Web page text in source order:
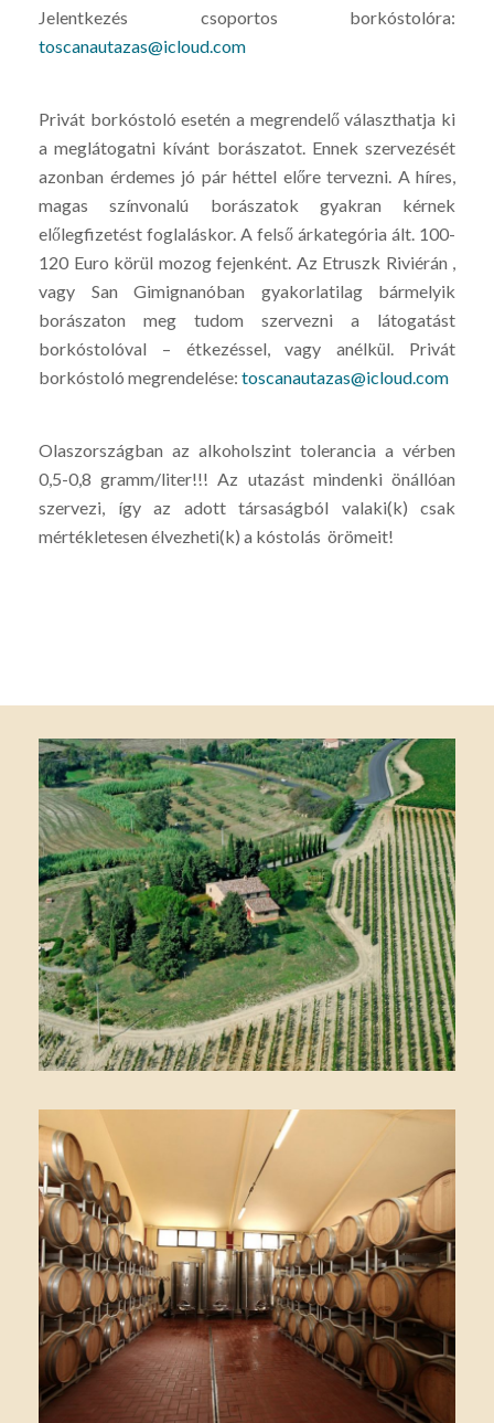
Jelentkezés csoportos borkóstolóra:
toscanautazas@icloud.com
Privát borkóstoló esetén a megrendelő választhatja ki
a meglátogatni kívánt borászatot. Ennek szervezését
azonban érdemes jó pár héttel előre tervezni. A híres,
magas színvonalú borászatok gyakran kérnek
előlegfizetést foglaláskor. A felső árkategória ált. 100-
120 Euro körül mozog fejenként. Az Etruszk Riviérán ,
vagy San Gimignanóban gyakorlatilag bármelyik
borászaton meg tudom szervezni a látogatást
borkóstolóval – étkezéssel, vagy anélkül. Privát
borkóstoló megrendelése: toscanautazas@icloud.com
Olaszországban az alkoholszint tolerancia a vérben
0,5-0,8 gramm/liter!!! Az utazást mindenki önállóan
szervezi, így az adott társaságból valaki(k) csak
mértékletesen élvezheti(k) a kóstolás örömeit!